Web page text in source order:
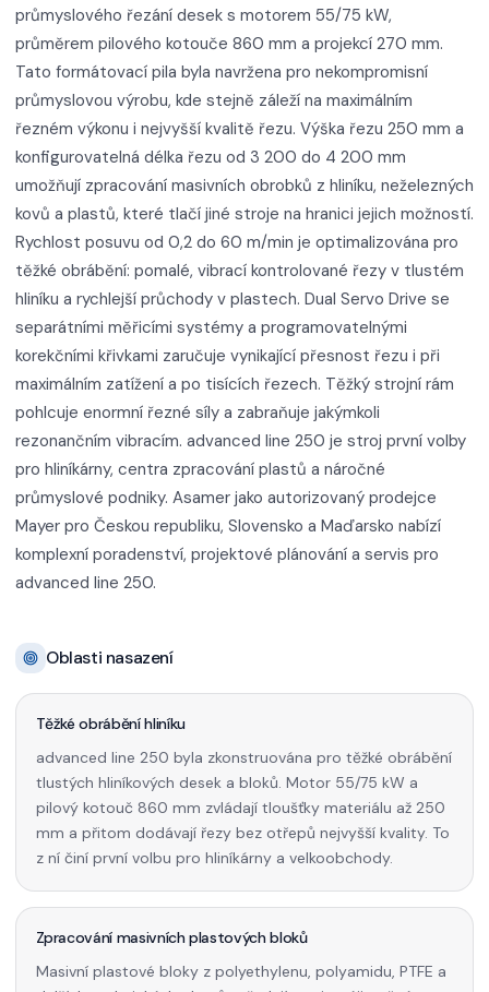
průmyslového řezání desek s motorem 55/75 kW,
průměrem pilového kotouče 860 mm a projekcí 270 mm.
Tato formátovací pila byla navržena pro nekompromisní
průmyslovou výrobu, kde stejně záleží na maximálním
řezném výkonu i nejvyšší kvalitě řezu. Výška řezu 250 mm a
konfigurovatelná délka řezu od 3 200 do 4 200 mm
umožňují zpracování masivních obrobků z hliníku, neželezných
kovů a plastů, které tlačí jiné stroje na hranici jejich možností.
Rychlost posuvu od 0,2 do 60 m/min je optimalizována pro
těžké obrábění: pomalé, vibrací kontrolované řezy v tlustém
hliníku a rychlejší průchody v plastech. Dual Servo Drive se
separátními měřicími systémy a programovatelnými
korekčními křivkami zaručuje vynikající přesnost řezu i při
maximálním zatížení a po tisících řezech. Těžký strojní rám
pohlcuje enormní řezné síly a zabraňuje jakýmkoli
rezonančním vibracím. advanced line 250 je stroj první volby
pro hliníkárny, centra zpracování plastů a náročné
průmyslové podniky. Asamer jako autorizovaný prodejce
Mayer pro Českou republiku, Slovensko a Maďarsko nabízí
komplexní poradenství, projektové plánování a servis pro
advanced line 250.
Oblasti nasazení
Těžké obrábění hliníku
advanced line 250 byla zkonstruována pro těžké obrábění
tlustých hliníkových desek a bloků. Motor 55/75 kW a
pilový kotouč 860 mm zvládají tloušťky materiálu až 250
mm a přitom dodávají řezy bez otřepů nejvyšší kvality. To
z ní činí první volbu pro hliníkárny a velkoobchody.
Zpracování masivních plastových bloků
Masivní plastové bloky z polyethylenu, polyamidu, PTFE a